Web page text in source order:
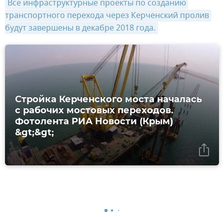
Все инфраструктурные проекты по созданию
транспортного перехода через Керченский пролив
будут завершены в декабре 2018 года.
Стройка Керченского моста началась
с рабочих мостовых переходов.
Фотолента РИА Новости (Крым)
&gt;&gt;